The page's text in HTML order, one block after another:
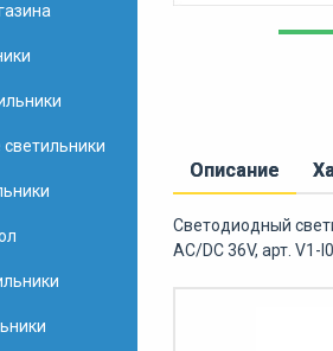
Описание
Светодиодный
AC/DC 36V, арт.